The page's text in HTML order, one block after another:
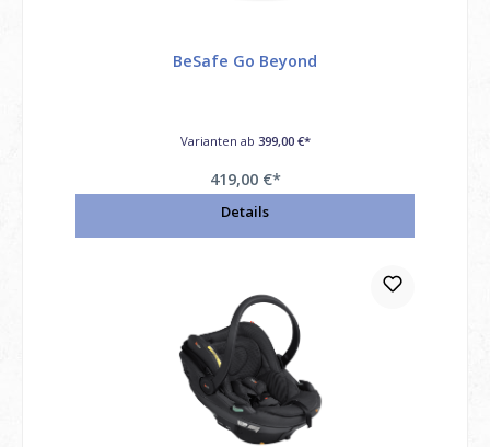
BeSafe Go Beyond
Varianten ab 399,00 €*
419,00 €*
Details